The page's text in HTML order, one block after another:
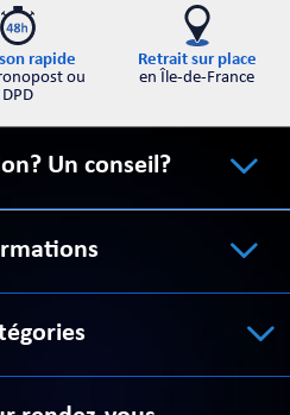
rapide
ou
DPD
Retrait sur place
en Île-de-France
Un conseil?